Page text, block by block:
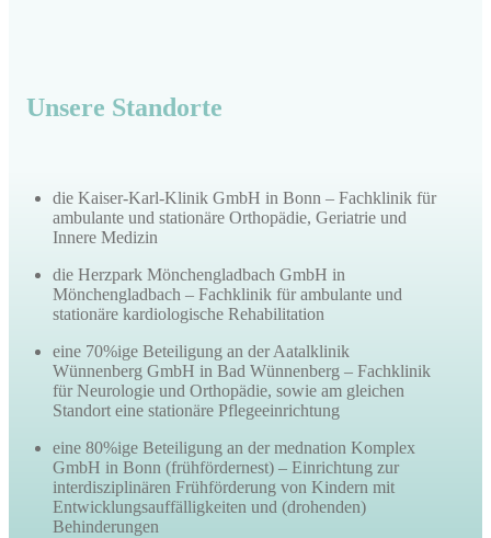
Unsere Standorte
die Kaiser-Karl-Klinik GmbH in Bonn – Fachklinik für
ambulante und stationäre Orthopädie, Geriatrie und
Innere Medizin
die Herzpark Mönchengladbach GmbH in
Mönchengladbach – Fachklinik für ambulante und
stationäre kardiologische Rehabilitation
eine 70%ige Beteiligung an der Aatalklinik
Wünnenberg GmbH in Bad Wünnenberg – Fachklinik
für Neurologie und Orthopädie, sowie am gleichen
Standort eine stationäre Pflegeeinrichtung
eine 80%ige Beteiligung an der mednation Komplex
GmbH in Bonn (frühfördernest) – Einrichtung zur
interdisziplinären Frühförderung von Kindern mit
Entwicklungsauffälligkeiten und (drohenden)
Behinderungen